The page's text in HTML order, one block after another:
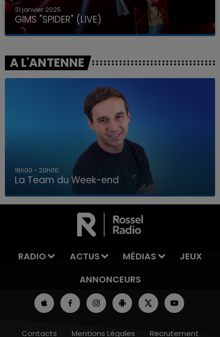
LA TEAM DU WEEK-END
31 janvier 2025
GIMS "SPIDER" (LIVE)
A L'ANTENNE
7h00 - 12h00
La Team du Week-end
RADIO ACTUS MÉDIAS
JEUX
ANNONCEURS
Contacts Mentions Légales Recrutement